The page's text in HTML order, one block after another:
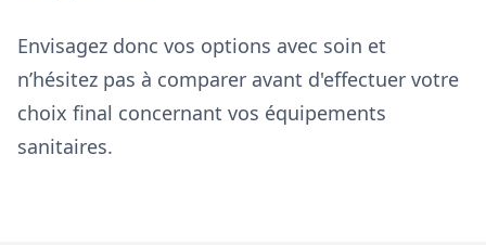
Envisagez donc vos options avec soin et
n’hésitez pas à comparer avant d'effectuer votre
choix final concernant vos équipements
sanitaires.